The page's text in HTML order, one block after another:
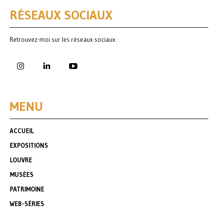
RÉSEAUX SOCIAUX
Retrouvez-moi sur les réseaux sociaux.
MENU
ACCUEIL
EXPOSITIONS
LOUVRE
MUSÉES
PATRIMOINE
WEB-SÉRIES